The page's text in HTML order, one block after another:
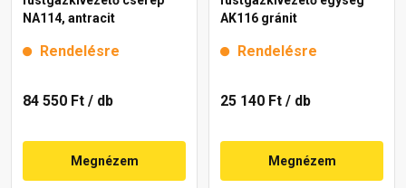
NA114, antracit
Rendelésre
84 550 Ft / db
Megnézem
AK116 gránit
Rendelésre
25 140 Ft / db
Megnézem